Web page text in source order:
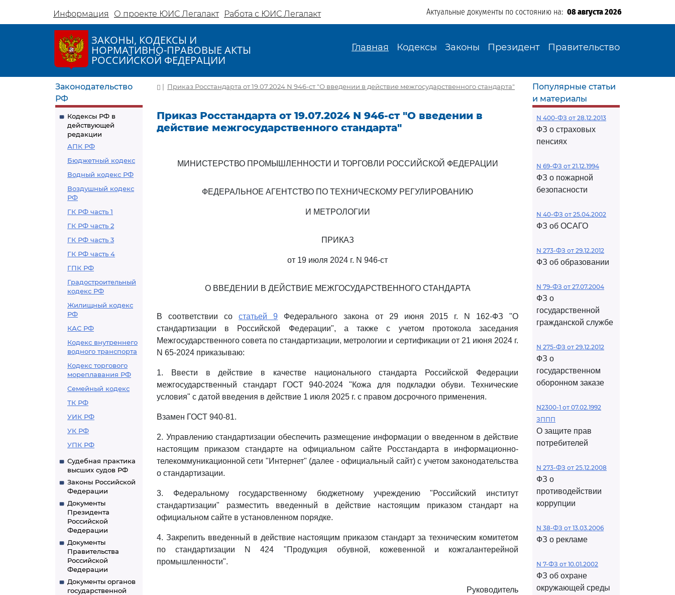
Информация О проекте ЮИС Легалакт Работа с ЮИС Легалакт Актуальные документы по состоянию на: 08 августа 2026
ЗАКОНЫ, КОДЕКСЫ И
НОРМАТИВНО-ПРАВОВЫЕ АКТЫ
РОССИЙСКОЙ ФЕДЕРАЦИИ
Главная Кодексы Законы Президент Правительство
Законодательство
РФ
Кодексы РФ в
действующей
редакции
АПК РФ
Бюджетный кодекс
Водный кодекс РФ
Воздушный кодекс
РФ
ГК РФ часть 1
ГК РФ часть 2
ГК РФ часть 3
ГК РФ часть 4
ГПК РФ
Градостроительный
кодекс РФ
Жилищный кодекс
РФ
КАС РФ
Кодекс внутреннего
водного транспорта
Кодекс торгового
мореплавания РФ
Семейный кодекс
ТК РФ
УИК РФ
УК РФ
УПК РФ
Судебная практика
высших судов РФ
Законы Российской
Федерации
Документы
Президента
Российской
Федерации
Документы
Правительства
Российской
Федерации
Документы органов
государственной
| Приказ Росстандарта от 19.07.2024 N 946-ст "О введении в действие межгосударственного стандарта"
Приказ Росстандарта от 19.07.2024 N 946-ст "О введении в
действие межгосударственного стандарта"
МИНИСТЕРСТВО ПРОМЫШЛЕННОСТИ И ТОРГОВЛИ РОССИЙСКОЙ ФЕДЕРАЦИИ
ФЕДЕРАЛЬНОЕ АГЕНТСТВО ПО ТЕХНИЧЕСКОМУ РЕГУЛИРОВАНИЮ
И МЕТРОЛОГИИ
ПРИКАЗ
от 19 июля 2024 г. N 946-ст
О ВВЕДЕНИИ В ДЕЙСТВИЕ МЕЖГОСУДАРСТВЕННОГО СТАНДАРТА
В соответствии состатьей 9 Федерального закона от 29 июня 2015 г. N 162-ФЗ "О
стандартизации в Российской Федерации", а также с учетом протокола заседания
Межгосударственного совета по стандартизации, метрологии и сертификации от 21 июня 2024 г.
N 65-2024 приказываю:
1. Ввести в действие в качестве национального стандарта Российской Федерации
межгосударственный стандарт ГОСТ 940-2024 "Кожа для подкладки обуви. Технические
условия" с датой введения в действие 1 июля 2025 г. с правом досрочного применения.
Взамен ГОСТ 940-81.
2. Управлению стандартизации обеспечить размещение информации о введенном в действие
настоящим приказом стандарте на официальном сайте Росстандарта в информационно-
телекоммуникационной сети "Интернет" (далее - официальный сайт) с учетом законодательства
о стандартизации.
3. Федеральному государственному бюджетному учреждению "Российский институт
стандартизации" разместить введенный в действие настоящим приказом стандарт на
официальном сайте в установленном порядке.
4. Закрепить введенный в действие настоящим приказом стандарт за техническим комитетом
по стандартизации N 424 "Продукция обувной, кожевенной и кожгалантерейной
промышленности".
Руководитель
Популярные статьи
и материалы
N 400-ФЗ от 28.12.2013
ФЗ о страховых
пенсиях
N 69-ФЗ от 21.12.1994
ФЗ о пожарной
безопасности
N 40-ФЗ от 25.04.2002
ФЗ об ОСАГО
N 273-ФЗ от 29.12.2012
ФЗ об образовании
N 79-ФЗ от 27.07.2004
ФЗ о
государственной
гражданской службе
N 275-ФЗ от 29.12.2012
ФЗ о
государственном
оборонном заказе
N2300-1 от 07.02.1992
ЗППП
О защите прав
потребителей
N 273-ФЗ от 25.12.2008
ФЗ о
противодействии
коррупции
N 38-ФЗ от 13.03.2006
ФЗ о рекламе
N 7-ФЗ от 10.01.2002
ФЗ об охране
окружающей среды